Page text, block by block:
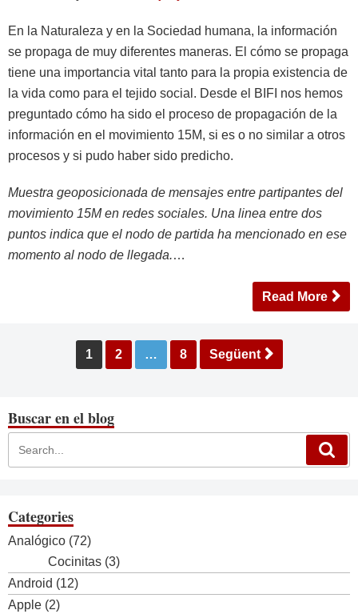
En la Naturaleza y en la Sociedad humana, la información
se propaga de muy diferentes maneras. El cómo se propaga
tiene una importancia vital tanto para la propia existencia de
la vida como para el tejido social. Desde el BIFI nos hemos
preguntado cómo ha sido el proceso de propagación de la
información en el movimiento 15M, si es o no similar a otros
procesos y si pudo haber sido predicho.
Muestra geoposicionada de mensajes entre partipantes del
movimiento 15M en redes sociales. Una linea entre dos
puntos indica que el nodo de partida ha mencionado en ese
momento al nodo de llegada.…
Read More
Paginació
entrades
1 2 … 8 Següent
Buscar en el blog
Categories
Analógico (72)
Cocinitas (3)
Android (12)
Apple (2)